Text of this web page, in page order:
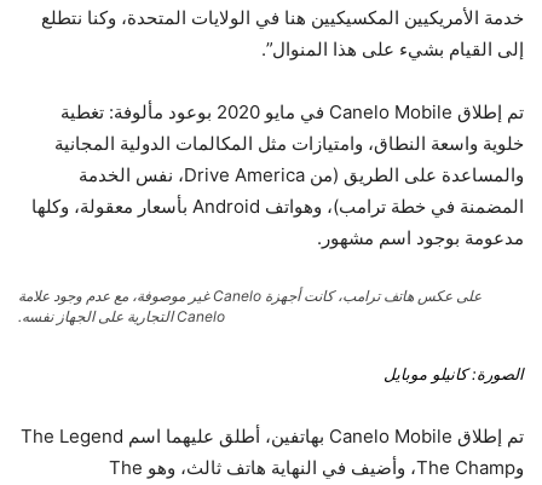
خدمة الأمريكيين المكسيكيين هنا في الولايات المتحدة، وكنا نتطلع
إلى القيام بشيء على هذا المنوال”.
تم إطلاق Canelo Mobile في مايو 2020 بوعود مألوفة: تغطية
خلوية واسعة النطاق، وامتيازات مثل المكالمات الدولية المجانية
والمساعدة على الطريق (من Drive America، نفس الخدمة
المضمنة في خطة ترامب)، وهواتف Android بأسعار معقولة، وكلها
مدعومة بوجود اسم مشهور.
على عكس هاتف ترامب، كانت أجهزة Canelo غير موصوفة، مع عدم وجود علامة
Canelo التجارية على الجهاز نفسه.
الصورة: كانيلو موبايل
تم إطلاق Canelo Mobile بهاتفين، أطلق عليهما اسم The Legend
وThe Champ، وأضيف في النهاية هاتف ثالث، وهو The